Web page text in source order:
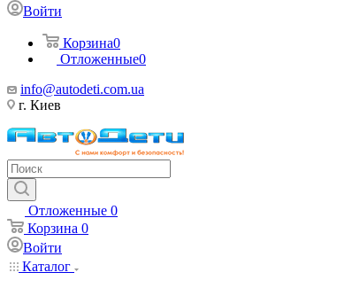
Войти
Корзина0
Отложенные0
info@autodeti.com.ua
г. Киев
Отложенные 0
Корзина 0
Войти
Каталог